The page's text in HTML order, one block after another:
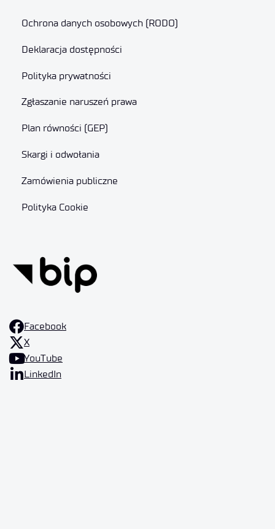
Ochrona danych osobowych (RODO)
Deklaracja dostępności
Polityka prywatności
Zgłaszanie naruszeń prawa
Plan równości (GEP)
Skargi i odwołania
Zamówienia publiczne
Polityka Cookie
Facebook
X
YouTube
LinkedIn